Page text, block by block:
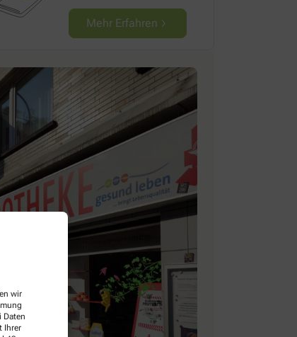
wir
Daten
Ihrer
Mehr Erfahren